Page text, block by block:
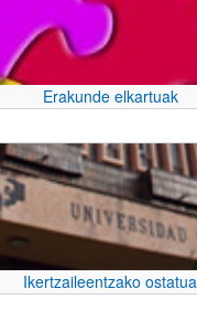
Erakunde elkartuak
Ikertzaileentzako ostatua